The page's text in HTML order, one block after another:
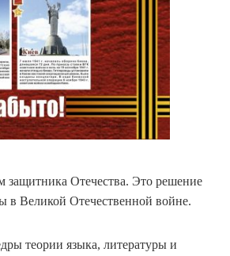
защитника Отечества. Это решение
в Великой Отечественной войне.
теории языка, литературы и